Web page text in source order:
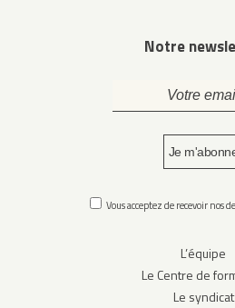
Notre
Vous acceptez de recevoir nos
L’équipe
Le Centre de
Le syndicat